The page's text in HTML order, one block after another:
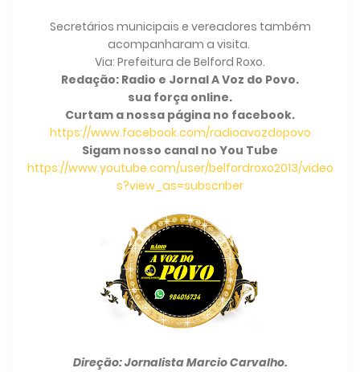
Secretários municipais e vereadores também
acompanharam a visita.
Via: Prefeitura de Belford Roxo.
Redação: Radio e Jornal A Voz do Povo.
sua força online.
Curtam a nossa página no facebook.
https://www.facebook.com/radioavozdopovo
Sigam nosso canal no You Tube
https://www.youtube.com/user/belfordroxo2013/video
s?view_as=subscriber
Direção: Jornalista Marcio Carvalho.